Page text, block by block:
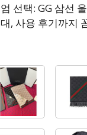
선택: GG 삼선
, 사용 후기까지